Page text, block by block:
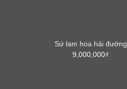
Sứ lam hoa hải đường
9,000,000₫